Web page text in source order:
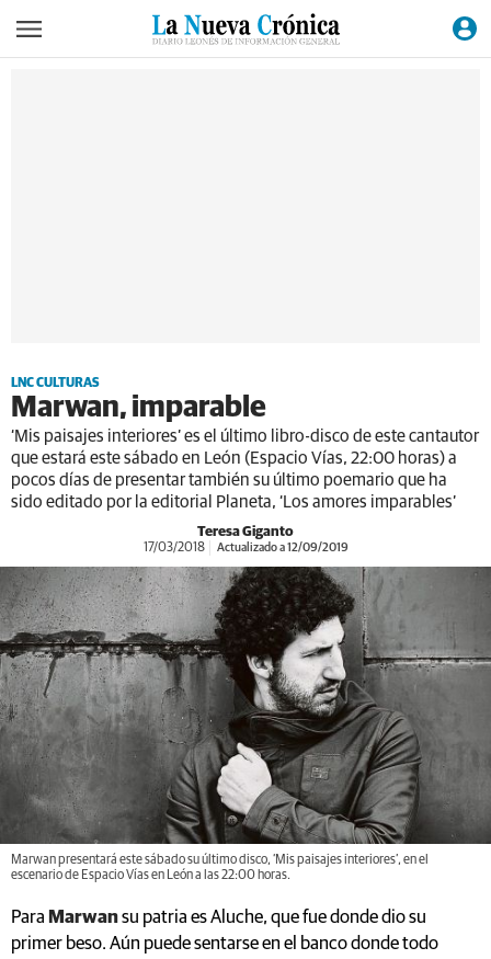
LNC CULTURAS
Marwan, imparable
‘Mis paisajes interiores’ es el último libro-disco de este cantautor
que estará este sábado en León (Espacio Vías, 22:00 horas) a
pocos días de presentar también su último poemario que ha
sido editado por la editorial Planeta, ‘Los amores imparables’
Teresa Giganto
17/03/2018 Actualizado a 12/09/2019
Marwan presentará este sábado su último disco, ‘Mis paisajes interiores’, en el
escenario de Espacio Vías en León a las 22:00 horas.
Para Marwansu patria es Aluche, que fue donde dio su
primer beso. Aún puede sentarse en el banco donde todo